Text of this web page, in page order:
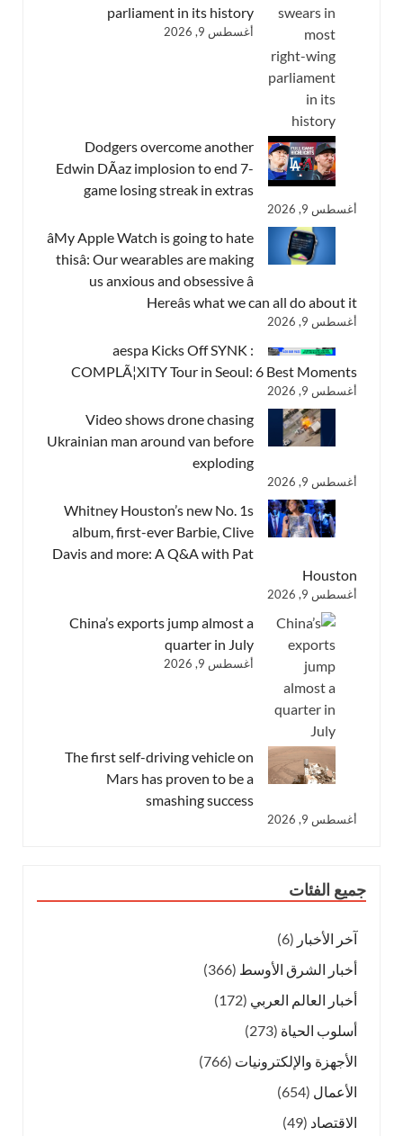
parliament in its history
أغسطس 9, 2026
Dodgers overcome another
Edwin DÃ­az implosion to end 7-
game losing streak in extras
أغسطس 9, 2026
âMy Apple Watch is going to hate
thisâ: Our wearables are making
us anxious and obsessive â
Hereâs what we can all do about it
أغسطس 9, 2026
aespa Kicks Off SYNK :
COMPLÃ¦XITY Tour in Seoul: 6 Best Moments
أغسطس 9, 2026
Video shows drone chasing
Ukrainian man around van before
exploding
أغسطس 9, 2026
Whitney Houston’s new No. 1s
album, first-ever Barbie, Clive
Davis and more: A Q&A with Pat
Houston
أغسطس 9, 2026
China’s exports jump almost a
quarter in July
أغسطس 9, 2026
The first self-driving vehicle on
Mars has proven to be a
smashing success
أغسطس 9, 2026
جميع الفئات
آخر الأخبار (6)
أخبار الشرق الأوسط (366)
أخبار العالم العربي (172)
أسلوب الحياة (273)
الأجهزة والإلكترونيات (766)
الأعمال (654)
الاقتصاد (49)